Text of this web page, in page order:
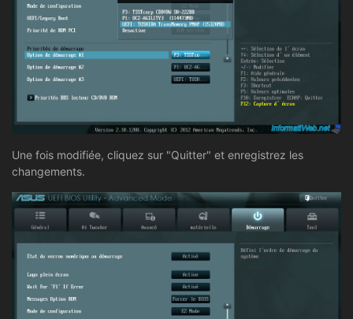
Une fois modifiée, cliquez sur "Quitter" et enregistrez les
changements.